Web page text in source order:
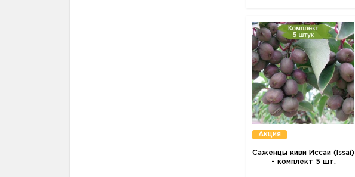
Акция
Саженцы киви Иссаи (Issai)
- комплект 5 шт.